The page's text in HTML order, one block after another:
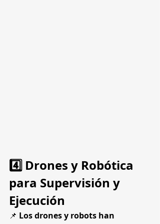
4️⃣ Drones y Robótica
para Supervisión y
Ejecución
📌 Los drones y robots han